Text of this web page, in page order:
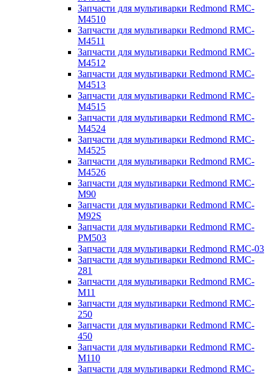
Запчасти для мультиварки Redmond RMC-
M4510
Запчасти для мультиварки Redmond RMC-
M4511
Запчасти для мультиварки Redmond RMC-
M4512
Запчасти для мультиварки Redmond RMC-
M4513
Запчасти для мультиварки Redmond RMC-
M4515
Запчасти для мультиварки Redmond RMC-
M4524
Запчасти для мультиварки Redmond RMC-
M4525
Запчасти для мультиварки Redmond RMC-
M4526
Запчасти для мультиварки Redmond RMC-
M90
Запчасти для мультиварки Redmond RMC-
M92S
Запчасти для мультиварки Redmond RMC-
PM503
Запчасти для мультиварки Redmond RMC-03
Запчасти для мультиварки Redmond RMC-
281
Запчасти для мультиварки Redmond RMC-
M11
Запчасти для мультиварки Redmond RMC-
250
Запчасти для мультиварки Redmond RMC-
450
Запчасти для мультиварки Redmond RMC-
M110
Запчасти для мультиварки Redmond RMC-